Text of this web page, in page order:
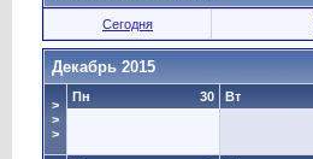
Сегодня
Декабрь 2015
>
>
>
30
Пн Вт